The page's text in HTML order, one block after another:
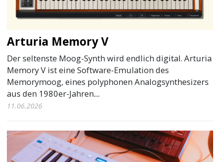
Arturia Memory V
Der seltenste Moog-Synth wird endlich digital. Arturia
Memory V ist eine Software-Emulation des
Memorymoog, eines polyphonen Analogsynthesizers
aus den 1980er-Jahren....
11.06.2026